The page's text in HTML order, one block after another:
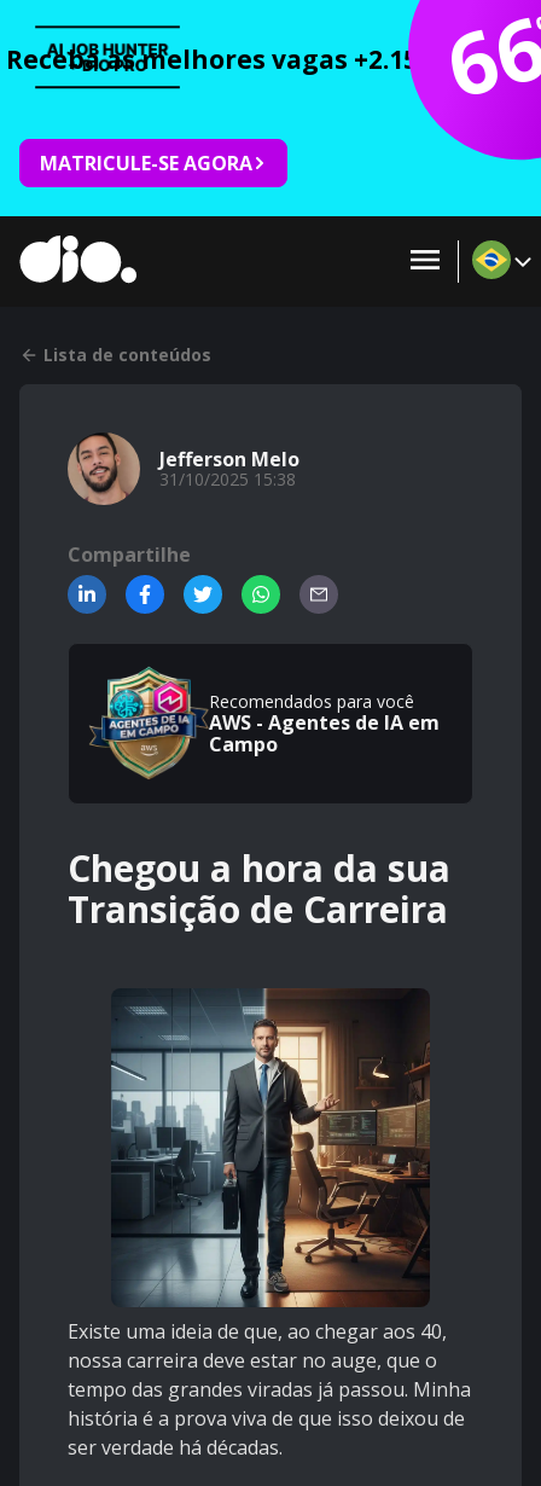
Receba as melhores vagas +2.150 cursos
MATRICULE-SE AGORA
Lista de conteúdos
Jefferson Melo
31/10/2025 15:38
Compartilhe
Recomendados para você
AWS - Agentes de IA em
Campo
Chegou a hora da sua
Transição de Carreira
Existe uma ideia de que, ao chegar aos 40,
nossa carreira deve estar no auge, que o
tempo das grandes viradas já passou. Minha
história é a prova viva de que isso deixou de
ser verdade há décadas.